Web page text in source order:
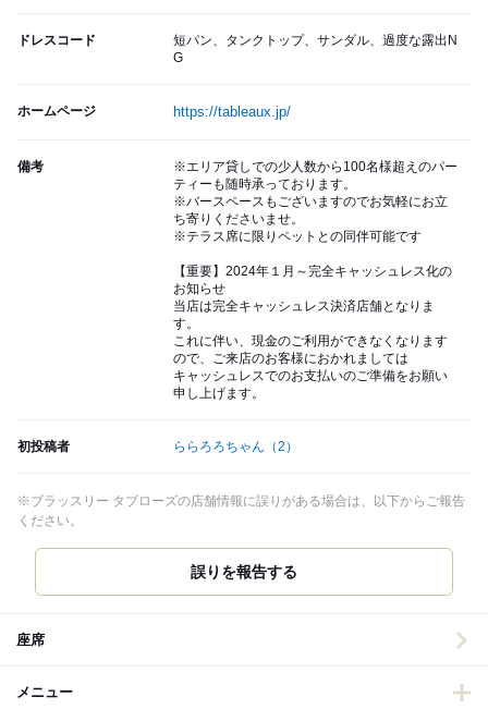
ドレスコード
短パン、タンクトップ、サンダル、過度な露出N
G
ホームページ https://tableaux.jp/
備考
※エリア貸しでの少人数から100名様超えのパー
ティーも随時承っております。
※バースペースもございますのでお気軽にお立
ち寄りくださいませ。
※テラス席に限りペットとの同伴可能です
【重要】2024年１月～完全キャッシュレス化の
お知らせ
当店は完全キャッシュレス決済店舗となりま
す。
これに伴い、現金のご利用ができなくなります
ので、ご来店のお客様におかれましては
キャッシュレスでのお支払いのご準備をお願い
申し上げます。
初投稿者 ららろろちゃん （2）
※ブラッスリー タブローズの店舗情報に誤りがある場合は、以下からご報告
ください。
誤りを報告する
座席
メニュー